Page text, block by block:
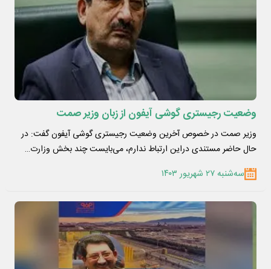
وضعیت رجیستری گوشی آیفون از زبان وزیر صمت
وزیر صمت در خصوص آخرین وضعیت رجیستری گوشی‌ آیفون گفت: در
حال حاضر مستندی دراین ارتباط ندارم، می‌بایست چند بخش وزارت…
سه‌شنبه ۲۷ شهریور ۱۴۰۳